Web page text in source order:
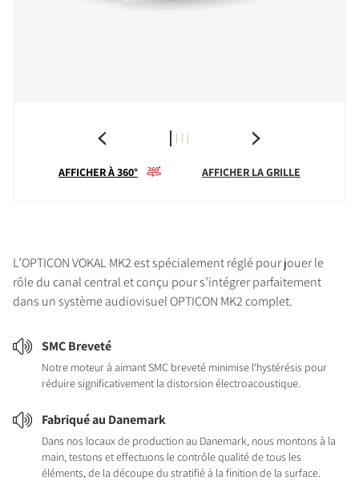
AFFICHER À 360° AFFICHER LA GRILLE
L’OPTICON VOKAL MK2 est spécialement réglé pour jouer le
rôle du canal central et conçu pour s’intégrer parfaitement
dans un système audiovisuel OPTICON MK2 complet.
SMC Breveté
Notre moteur à aimant SMC breveté minimise l‘hystérésis pour
réduire significativement la distorsion électroacoustique.
Fabriqué au Danemark
Dans nos locaux de production au Danemark, nous montons à la
main, testons et effectuons le contrôle qualité de tous les
éléments, de la découpe du stratifié à la finition de la surface.